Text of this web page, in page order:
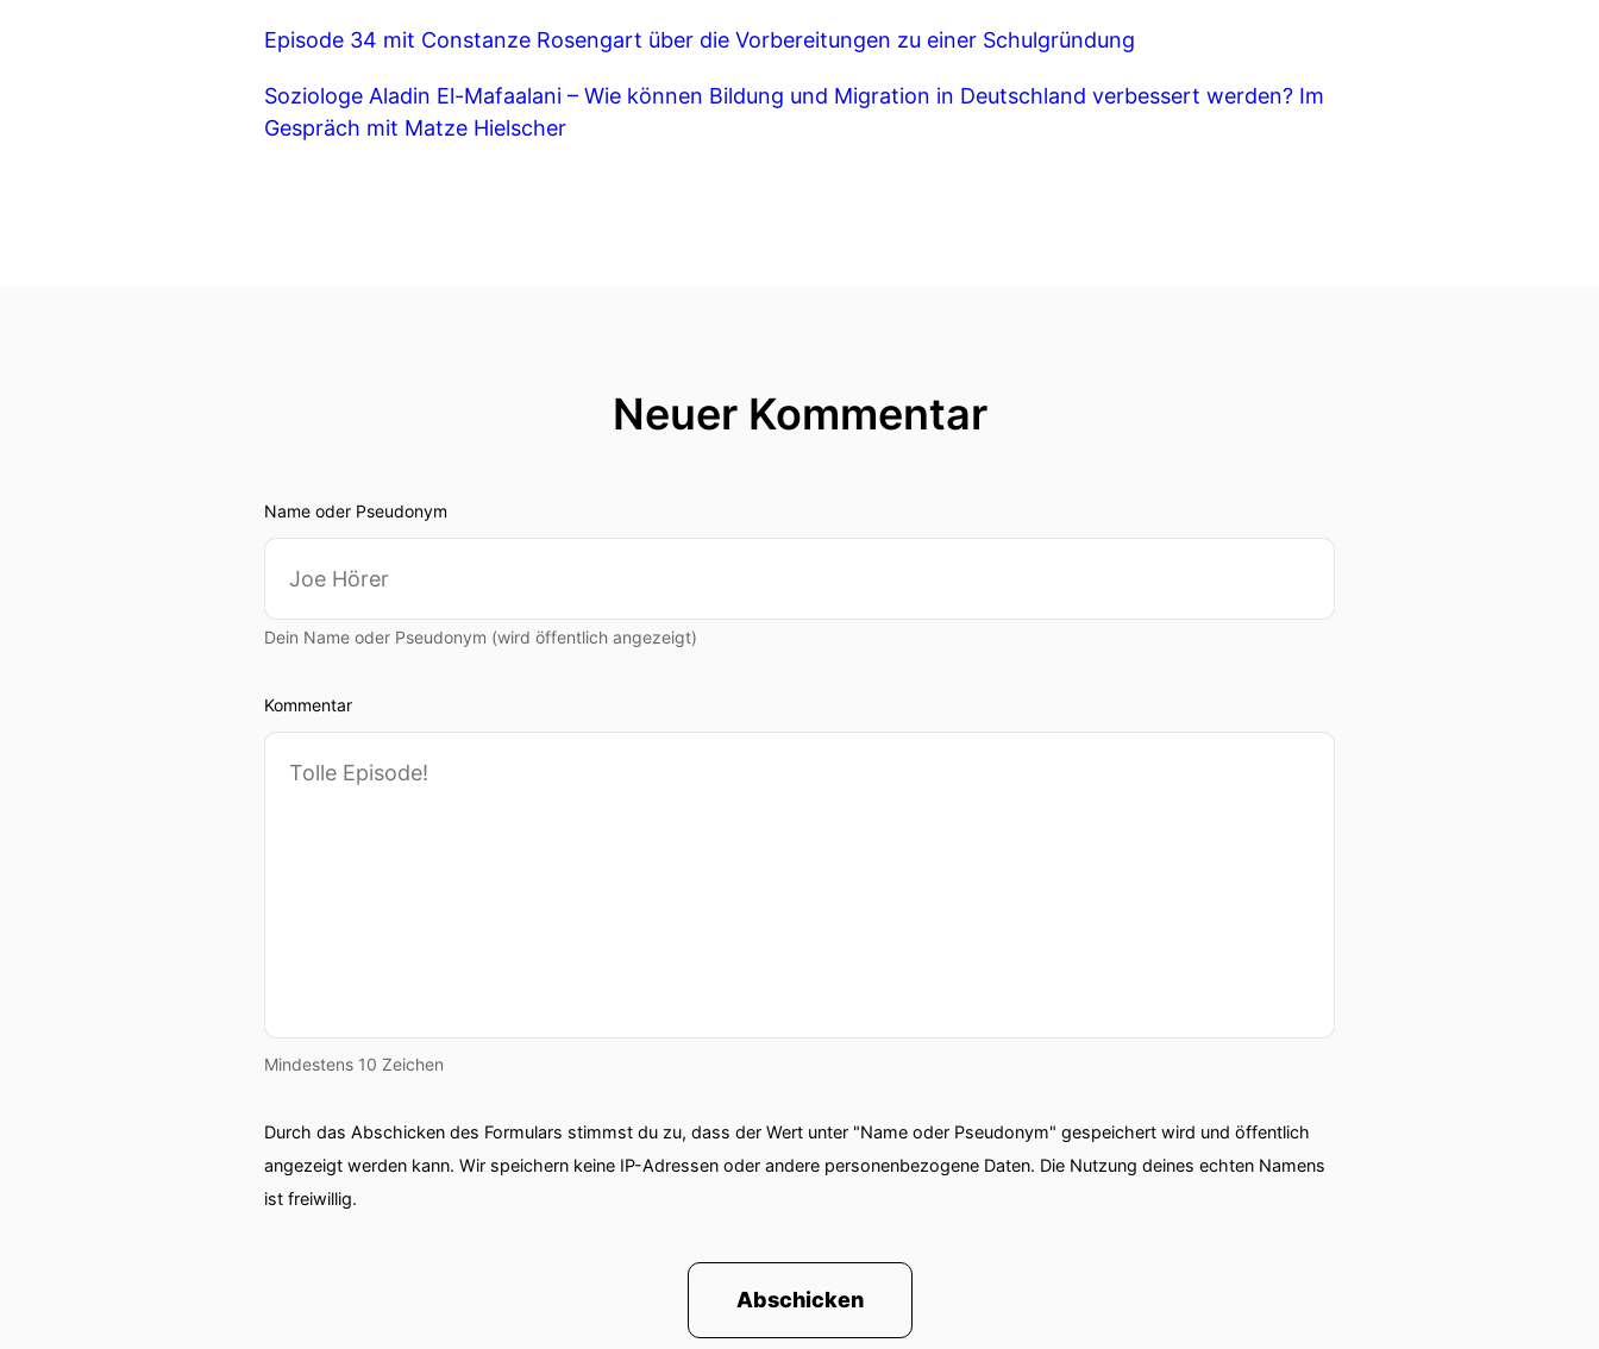
Episode 34 mit Constanze Rosengart über die Vorbereitungen zu einer Schulgründung
Soziologe Aladin El-Mafaalani – Wie können Bildung und Migration in Deutschland verbessert werden? Im
Gespräch mit Matze Hielscher
Neuer Kommentar
Name oder Pseudonym
Dein Name oder Pseudonym (wird öffentlich angezeigt)
Kommentar
Mindestens 10 Zeichen
Durch das Abschicken des Formulars stimmst du zu, dass der Wert unter "Name oder Pseudonym" gespeichert wird und öffentlich
angezeigt werden kann. Wir speichern keine IP-Adressen oder andere personenbezogene Daten. Die Nutzung deines echten Namens
ist freiwillig.
Abschicken